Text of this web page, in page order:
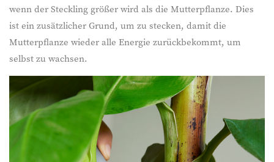
wenn der Steckling größer wird als die Mutterpflanze. Dies
ist ein zusätzlicher Grund, um zu stecken, damit die
Mutterpflanze wieder alle Energie zurückbekommt, um
selbst zu wachsen.